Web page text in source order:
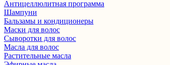
Антицеллюлитная программа
Шампуни
Бальзамы и кондиционеры
Маски для волос
Сыворотки для волос
Масла для волос
Растительные масла